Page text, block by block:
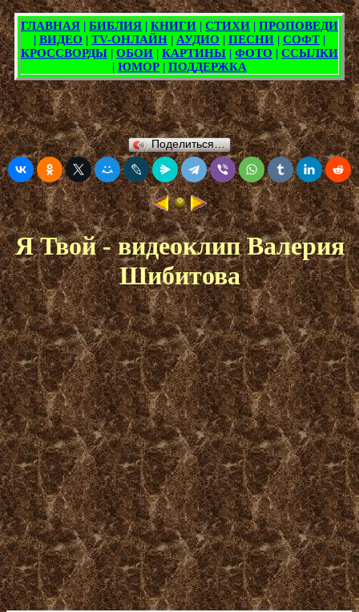
Поделиться…
Я Твой - видеоклип Валерия
Шибитова